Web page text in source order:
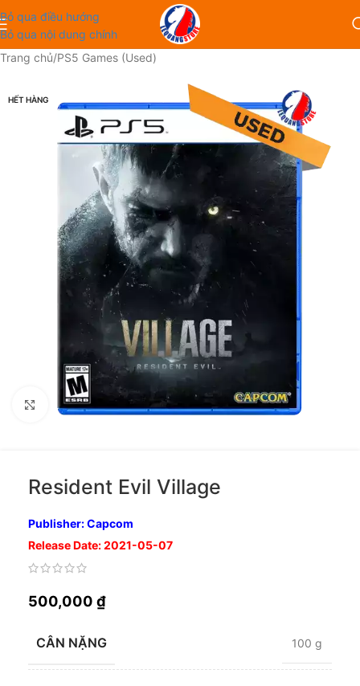
Bỏ qua điều hướng
Bỏ qua nội dung chính
Trang chủ/PS5 Games (Used)
HẾT HÀNG
Nhấp để phóng to
Resident Evil Village
Publisher: Capcom
Release Date: 2021-05-07
500,000 ₫
CÂN NẶNG 100 g